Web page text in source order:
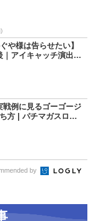
や様は告らせたい】
｜アイキャッチ演出｜
戦例に見るゴーゴージ
方 | パチマガスロマ
by